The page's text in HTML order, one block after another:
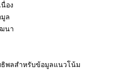
อง
ล
นา
พลสำหรับข้อมูลแนวโน้ม